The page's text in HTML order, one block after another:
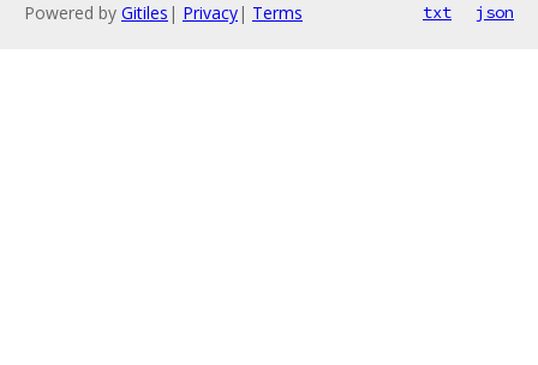
Powered by Gitiles | Privacy| Terms txt json